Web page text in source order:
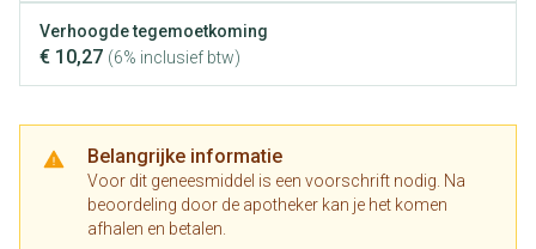
Verhoogde tegemoetkoming
€ 10,27 (6% inclusief btw)
Belangrijke informatie
Voor dit geneesmiddel is een voorschrift nodig. Na
beoordeling door de apotheker kan je het komen
afhalen en betalen.